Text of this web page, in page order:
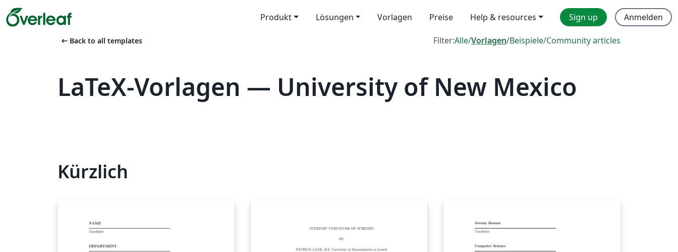
Produkt Lösungen Vorlagen Preise Help & resources Sign up Anmelden
arrow_left_alt Back to all templates Filter:Alle/Vorlagen/Beispiele/Community articles
LaTeX-Vorlagen — University of New Mexico
Kürzlich